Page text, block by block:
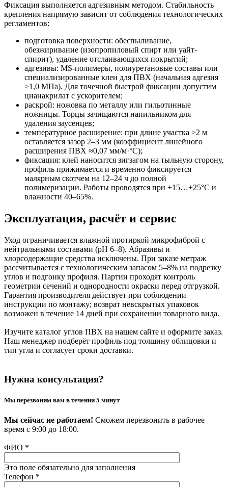
Фиксация выполняется адгезивным методом. Стабильность
крепления напрямую зависит от соблюдения технологических
регламентов:
подготовка поверхности: обеспыливание,
обезжиривание (изопропиловый спирт или уайт-
спирит), удаление отслаивающихся покрытий;
адгезивы: MS-полимеры, полиуретановые составы или
специализированные клеи для ПВХ (начальная адгезия
≥1,0 МПа). Для точечной быстрой фиксации допустим
цианакрилат с ускорителем;
раскрой: ножовка по металлу или гильотинные
ножницы. Торцы зачищаются напильником для
удаления заусенцев;
температурное расширение: при длине участка >2 м
оставляется зазор 2–3 мм (коэффициент линейного
расширения ПВХ ≈0,07 мм/м·°C);
фиксация: клей наносится зигзагом на тыльную сторону,
профиль прижимается и временно фиксируется
малярным скотчем на 12–24 ч до полной
полимеризации. Работы проводятся при +15…+25°C и
влажности 40–65%.
Эксплуатация, расчёт и сервис
Уход ограничивается влажной протиркой микрофиброй с
нейтральными составами (pH 6–8). Абразивы и
хлорсодержащие средства исключены. При заказе метраж
рассчитывается с технологическим запасом 5–8% на подрезку
углов и подгонку профиля. Партии проходят контроль
геометрии сечений и однородности окраски перед отгрузкой.
Гарантия производителя действует при соблюдении
инструкции по монтажу; возврат невскрытых упаковок
возможен в течение 14 дней при сохранении товарного вида.
Изучите каталог углов ПВХ на нашем сайте и оформите заказ.
Наш менеджер подберёт профиль под толщину облицовки и
тип угла и согласует сроки доставки.
Нужна консультация?
Мы перезвоним вам в течении 5 минут
Мы сейчас не работаем! Сможем перезвонить в рабочее
время с 9:00 до 18:00.
ФИО *
Это поле обязательно для заполнения
Телефон *